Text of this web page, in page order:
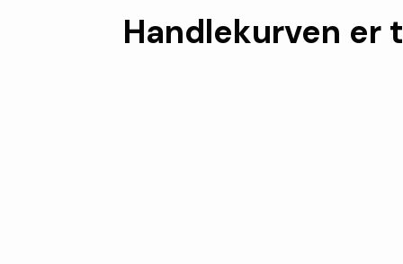
Handlekurven er